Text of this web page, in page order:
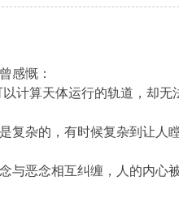
感慨：
以计算天体运行的轨道，却无
复杂的，有时候复杂到让人
与恶念相互纠缠，人的内心